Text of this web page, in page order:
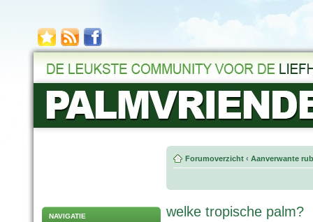
NAVIGATIE
Forumoverzicht ‹ Aanverwante
welke tropische palm?